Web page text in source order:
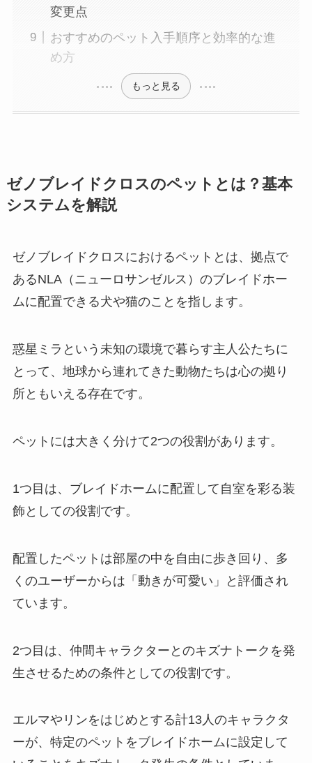
変更点
おすすめのペット入手順序と効率的な進
め方
もっと見る
ゼノブレイドクロスのペットとは？基本
システムを解説
ゼノブレイドクロスにおけるペットとは、拠点で
あるNLA（ニューロサンゼルス）のブレイドホー
ムに配置できる犬や猫のことを指します。
惑星ミラという未知の環境で暮らす主人公たちに
とって、地球から連れてきた動物たちは心の拠り
所ともいえる存在です。
ペットには大きく分けて2つの役割があります。
1つ目は、ブレイドホームに配置して自室を彩る装
飾としての役割です。
配置したペットは部屋の中を自由に歩き回り、多
くのユーザーからは「動きが可愛い」と評価され
ています。
2つ目は、仲間キャラクターとのキズナトークを発
生させるための条件としての役割です。
エルマやリンをはじめとする計13人のキャラクタ
ーが、特定のペットをブレイドホームに設定して